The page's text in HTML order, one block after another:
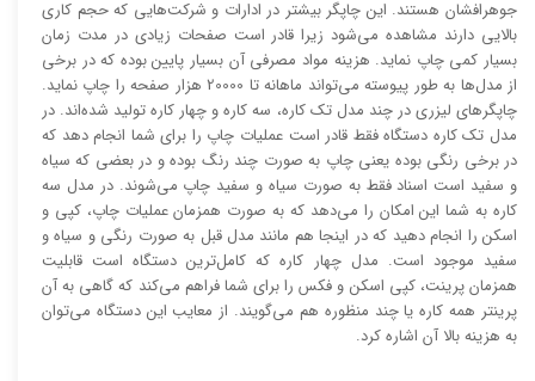
جوهرافشان هستند. این چاپگر بیشتر در ادارات و شرکت‌هایی که حجم کاری
بالایی دارند مشاهده می‌شود زیرا قادر است صفحات زیادی در مدت زمان
بسیار کمی چاپ نماید. هزینه مواد مصرفی آن بسیار پایین بوده که در برخی
از مدل‌ها به طور پیوسته می‌تواند ماهانه تا 20000 هزار صفحه را چاپ نماید.
چاپگر‌های لیزری در چند مدل تک کاره، سه کاره و چهار کاره تولید شده‌اند. در
مدل تک کاره دستگاه فقط قادر است عملیات چاپ را برای شما انجام دهد که
در برخی رنگی بوده یعنی چاپ به صورت چند رنگ بوده و در بعضی که سیاه
و سفید است اسناد فقط به صورت سیاه و سفید چاپ می‌شوند. در مدل سه
کاره به شما این امکان را می‌دهد که به صورت همزمان عملیات چاپ، کپی و
اسکن را انجام دهید که در اینجا هم مانند مدل قبل به صورت رنگی و سیاه و
سفید موجود است. مدل چهار کاره که کامل‌ترین دستگاه است قابلیت
همزمان پرینت، کپی اسکن و فکس را برای شما فراهم می‌کند که گاهی به آن
پرینتر همه کاره یا چند منظوره هم می‌گویند. از معایب این دستگاه می‌توان
به هزینه بالا آن اشاره کرد.